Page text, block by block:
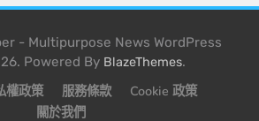
- Multipurpose News WordPress
Powered By BlazeThemes.
權政策 服務條款
Cookie 政策
關於我們